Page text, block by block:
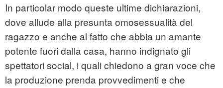
In particolar modo queste ultime dichiarazioni,
dove allude alla presunta omosessualità del
ragazzo e anche al fatto che abbia un amante
potente fuori dalla casa, hanno indignato gli
spettatori social, i quali chiedono a gran voce che
la produzione prenda provvedimenti e che